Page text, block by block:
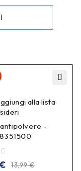
alla lista
-
13,99€
€